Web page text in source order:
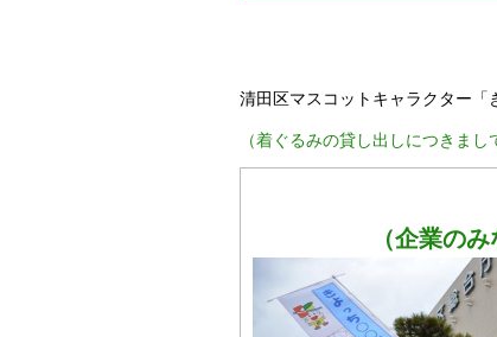
清田区マスコットキャラクター
（着ぐるみの貸し出しにつきまし
（企業のみ